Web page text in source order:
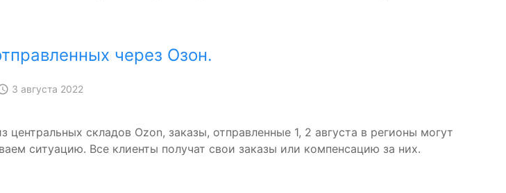
через Озон.
3 августа 2022
складов Ozon, заказы, отправленные 1, 2 августа в регионы могут
ситуацию. Все клиенты получат свои заказы или компенсацию за них.